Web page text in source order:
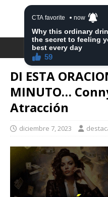
DI ESTA
MINUTO…
Atracción
diciembre 7, 2023